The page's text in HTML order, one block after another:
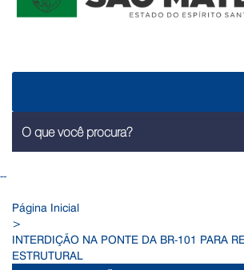
--
Página Inicial
>
INTERDIÇÃO NA PONTE DA BR-101 PARA
ESTRUTURAL